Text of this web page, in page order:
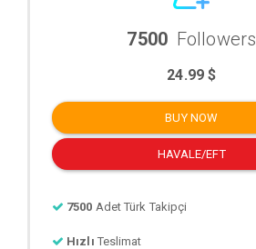
7500 Followers
24.99 $
BUY NOW
HAVALE/EFT
7500 Adet Türk Takipçi
Hızlı Teslimat